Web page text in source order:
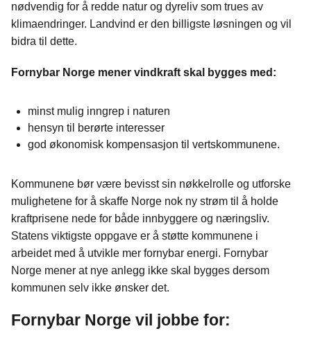
k
nødvendig for å redde natur og dyreliv som trues av
klimaendringer. Landvind er den billigste løsningen og vil
bidra til dette.
Fornybar Norge mener vindkraft skal bygges med:
minst mulig inngrep i naturen
hensyn til berørte interesser
god økonomisk kompensasjon til vertskommunene.
Kommunene bør være bevisst sin nøkkelrolle og utforske
mulighetene for å skaffe Norge nok ny strøm til å holde
kraftprisene nede for både innbyggere og næringsliv.
Statens viktigste oppgave er å støtte kommunene i
arbeidet med å utvikle mer fornybar energi. Fornybar
Norge mener at nye anlegg ikke skal bygges dersom
kommunen selv ikke ønsker det.
Fornybar Norge vil jobbe for: